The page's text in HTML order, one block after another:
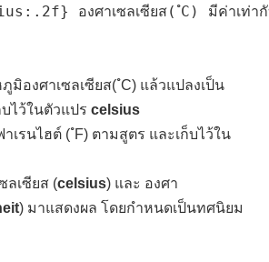
มิองศาเซลเซียส( ํC) แล้วแปลงเป็น
บไว้ในตัวแปร celsius
เรนไฮต์ ( ํF) ตามสูตร และเก็บไว้ใน
ลเซียส (celsius) และ องศา
) มาแสดงผล โดยกำหนดเป็นทศนิยม